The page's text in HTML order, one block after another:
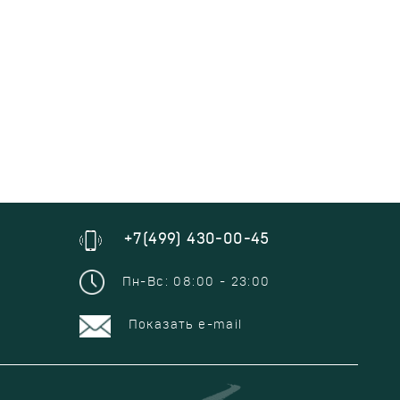
+7(499) 430-00-45
Пн-Вс: 08:00 - 23:00
Показать e-mail